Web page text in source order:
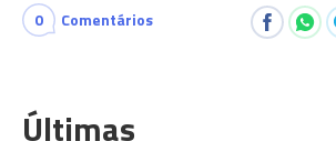
0 Comentários
Últimas